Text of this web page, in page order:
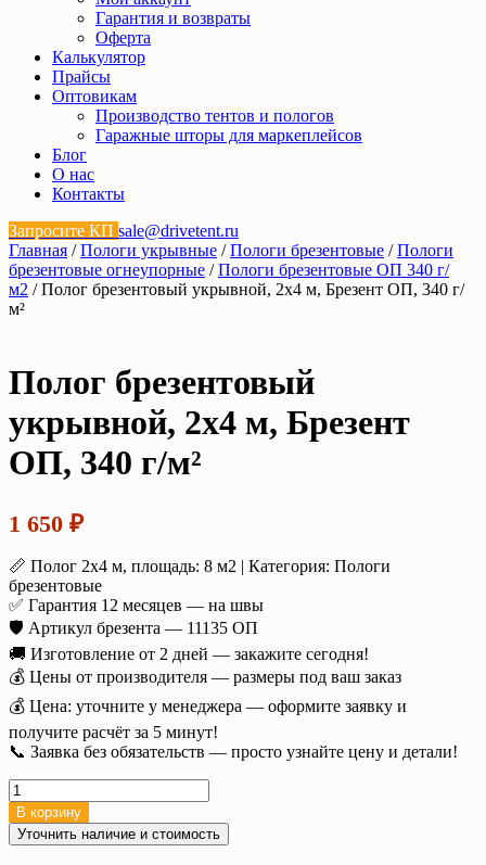
Гарантия и возвраты
Оферта
Калькулятор
Прайсы
Оптовикам
Производство тентов и пологов
Гаражные шторы для маркеплейсов
Блог
О нас
Контакты
Запросите КП sale@drivetent.ru
Главная /Пологи укрывные /Пологи брезентовые /Пологи
брезентовые огнеупорные /Пологи брезентовые ОП 340 г/
м2 / Полог брезентовый укрывной, 2х4 м, Брезент ОП, 340 г/
м²
Полог брезентовый
укрывной, 2х4 м, Брезент
ОП, 340 г/м²
1 650 ₽
📏 Полог 2х4 м, площадь: 8 м2 | Категория: Пологи
брезентовые
✅ Гарантия 12 месяцев — на швы
🛡️ Артикул брезента — 11135 ОП
🚚 Изготовление от 2 дней — закажите сегодня!
💰 Цены от производителя — размеры под ваш заказ
💰 Цена: уточните у менеджера — оформите заявку и
получите расчёт за 5 минут!
📞 Заявка без обязательств — просто узнайте цену и детали!
Количество
товара
Полог
брезентовый
В корзину
Уточнить наличие и стоимость